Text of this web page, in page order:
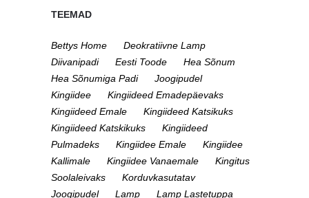
TEEMAD
Bettys Home
Deokratiivne Lamp
Diivanipadi
Eesti Toode
Hea Sõnum
Hea Sõnumiga Padi
Joogipudel
Kingiidee
Kingiideed Emadepäevaks
Kingiideed Emale
Kingiideed Katsikuks
Kingiideed Katskikuks
Kingiideed
Pulmadeks
Kingiidee Emale
Kingiidee
Kallimale
Kingiidee Vanaemale
Kingitus
Soolaleivaks
Korduvkasutatav
Joogipudel
Lamp
Lamp Lastetuppa